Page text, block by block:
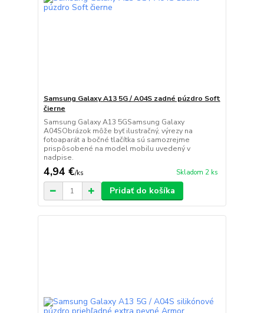
Samsung Galaxy A13 5G / A04S zadné púzdro Soft
čierne
Samsung Galaxy A13 5GSamsung Galaxy
A04SObrázok môže byť ilustračný, výrezy na
fotoaparát a bočné tlačítka sú samozrejme
prispôsobené na model mobilu uvedený v
nadpise.
4,94 €/ks Skladom 2 ks
Pridať do košíka